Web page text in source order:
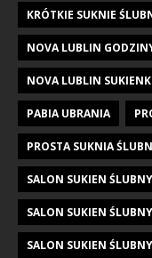
KRÓTKIE SUKNIE
NOVA LUBLIN
NOVA LUBLIN
PABIA UBRANIA
PROSTA SUKNIA
SALON SUKIEN
SALON SUKIEN
SALON SUKIEN